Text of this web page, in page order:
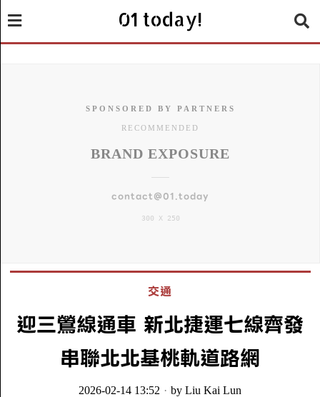
01 today!
SPONSORED BY PARTNERS
RECOMMENDED
BRAND EXPOSURE
contact@01.today
300 X 250
交通
迎三鶯線通車 新北捷運七線齊發
串聯北北基桃軌道路網
2026-02-14 13:52 by Liu Kai Lun